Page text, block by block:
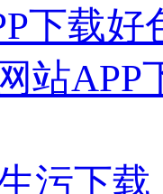
下载好
站APP
污下载